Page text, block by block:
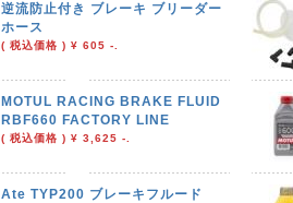
逆流防止付き ブレーキ ブリーダー
ホース
( 税込価格 ) ¥ 605 -.
MOTUL RACING BRAKE FLUID
RBF660 FACTORY LINE
( 税込価格 ) ¥ 3,625 -.
Ate TYP200 ブレーキフルード